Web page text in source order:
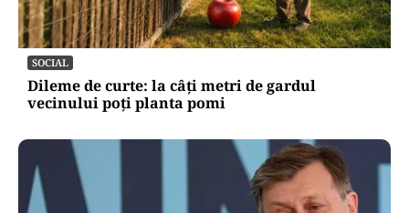
SOCIAL
Dileme de curte: la câți metri de gardul
vecinului poți planta pomi